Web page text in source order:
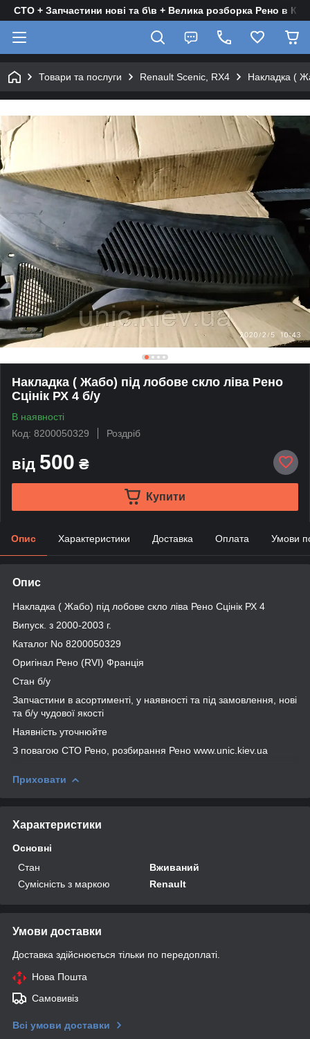
СТО + Запчастини нові та б\в + Велика розборка Рено в
Товари та послуги Renault Scenic, RX4 Накладка (
Накладка ( Жабо) під лобове скло ліва Рено
Сцінік РХ 4 б/у
В наявності
Код: 8200050329
Роздріб
від 500 ₴
Купити
Опис Характеристики Доставка Оплата Умови
Опис
Накладка ( Жабо) під лобове скло ліва Рено Сцінік РХ 4
Випуск. з 2000-2003 г.
Каталог No 8200050329
Оригінал Рено (RVI) Франція
Стан б/у
Запчастини в асортименті, у наявності та під замовлення, нові
та б/у чудової якості
Наявність уточнюйте
З повагою СТО Рено, розбирання Рено www.unic.kiev.ua
Приховати
Характеристики
Основні
Стан
Вживаний
Сумісність з маркою
Renault
Умови доставки
Доставка здійснюється тільки по передоплаті.
Нова Пошта
Самовивіз
Всі умови доставки